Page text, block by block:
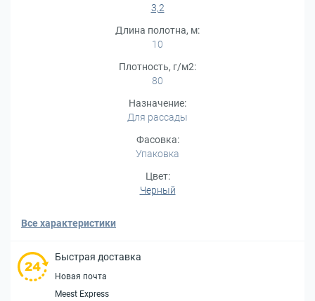
3,2
Длина полотна, м:
10
Плотность, г/м2:
80
Назначение:
Для рассады
Фасовка:
Упаковка
Цвет:
Черный
Все характеристики
Быстрая доставка
Новая почта
Meest Express